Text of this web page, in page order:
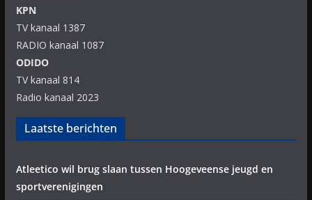
KPN
TV kanaal 1387
RADIO kanaal 1087
ODIDO
TV kanaal 814
Radio kanaal 2023
Laatste berichten
Atleetico wil brug slaan tussen Hoogeveense jeugd en
sportverenigingen